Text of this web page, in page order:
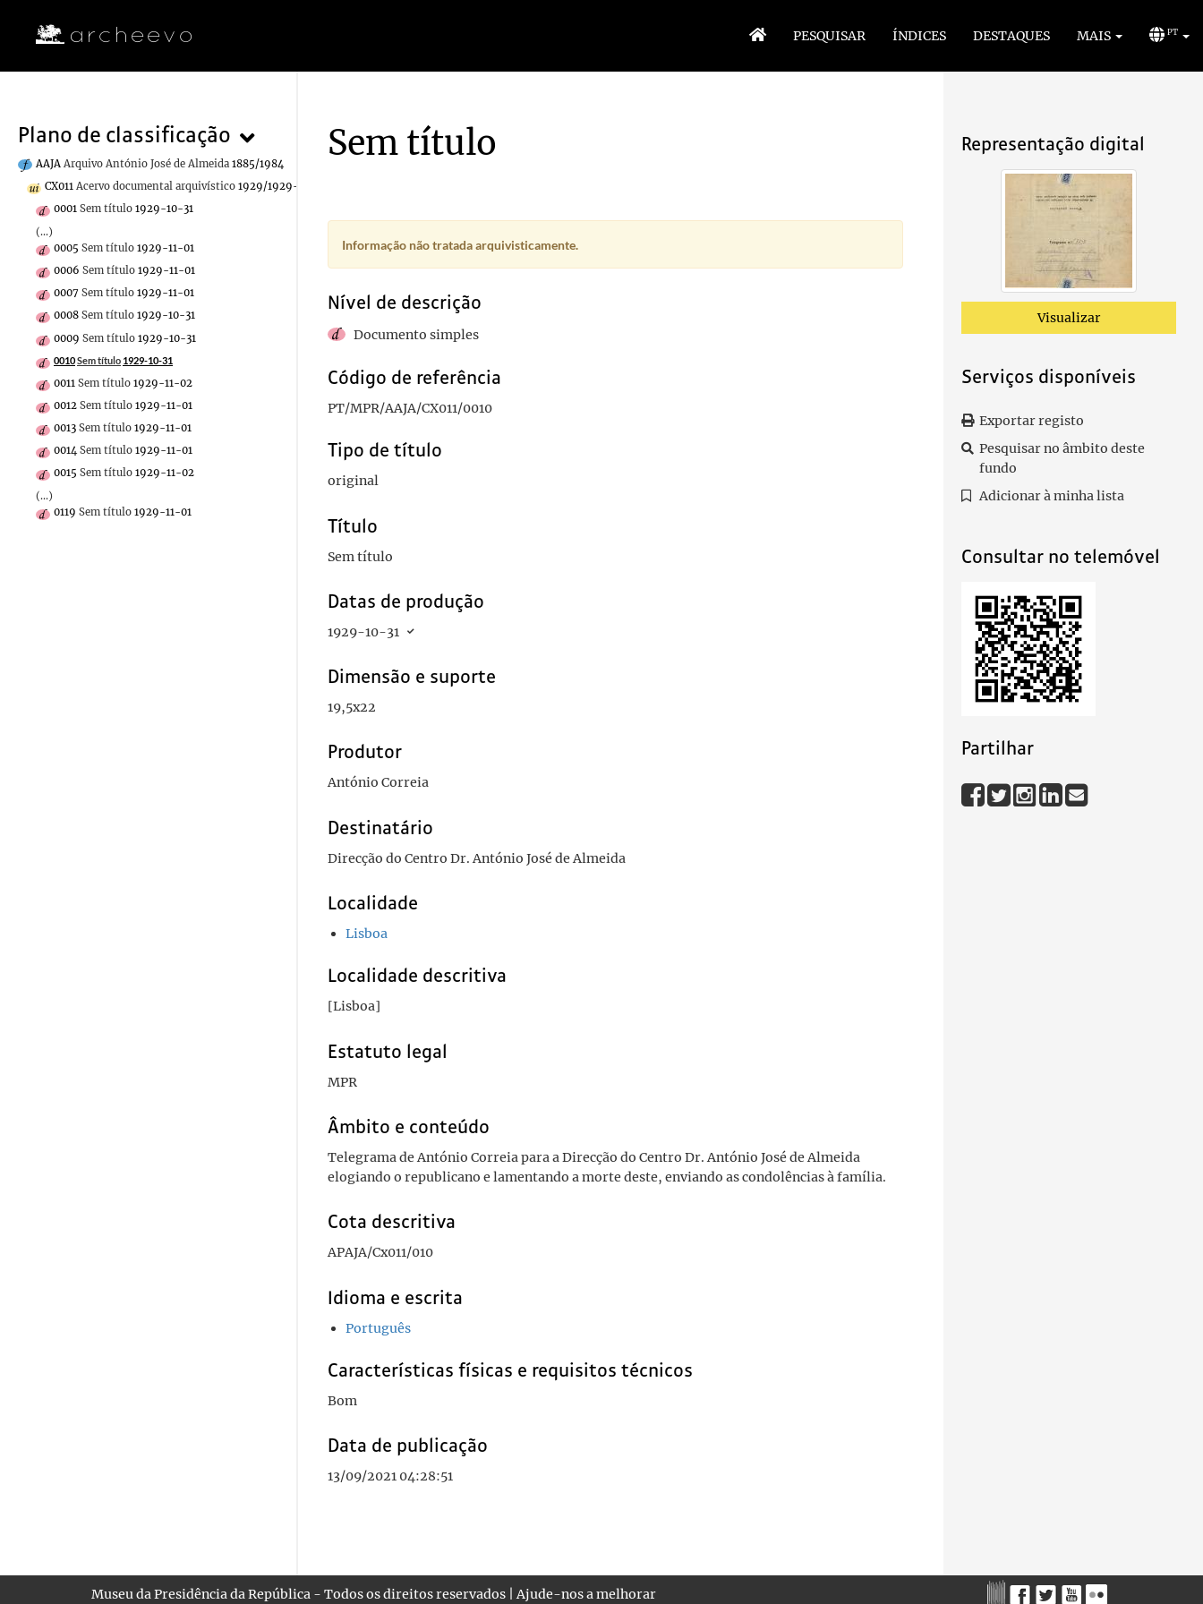
PESQUISAR ÍNDICES DESTAQUES MAIS PT
Plano de classificação
AAJA Arquivo António José de Almeida 1885/1984
CX011 Acervo documental arquivístico 1929/1929-11-20
0001 Sem título 1929-10-31
(...)
0005 Sem título 1929-11-01
0006 Sem título 1929-11-01
0007 Sem título 1929-11-01
0008 Sem título 1929-10-31
0009 Sem título 1929-10-31
0010Sem título 1929-10-31
0011 Sem título 1929-11-02
0012 Sem título 1929-11-01
0013 Sem título 1929-11-01
0014 Sem título 1929-11-01
0015 Sem título 1929-11-02
(...)
0119 Sem título 1929-11-01
Representação digital
Visualizar
Serviços disponíveis
Exportar registo
Pesquisar no âmbito deste
fundo
Adicionar à minha lista
Consultar no telemóvel
Partilhar
Sem título
Informação não tratada arquivisticamente.
Nível de descrição
Documento simples
Código de referência
PT/MPR/AAJA/CX011/0010
Tipo de título
original
Título
Sem título
Datas de produção
1929-10-31
Dimensão e suporte
19,5x22
Produtor
António Correia
Destinatário
Direcção do Centro Dr. António José de Almeida
Localidade
Lisboa
Localidade descritiva
[Lisboa]
Estatuto legal
MPR
Âmbito e conteúdo
Telegrama de António Correia para a Direcção do Centro Dr. António José de Almeida
elogiando o republicano e lamentando a morte deste, enviando as condolências à família.
Cota descritiva
APAJA/Cx011/010
Idioma e escrita
Português
Características físicas e requisitos técnicos
Bom
Data de publicação
13/09/2021 04:28:51
Museu da Presidência da República - Todos os direitos reservados |Ajude-nos a melhorar